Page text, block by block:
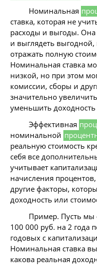
Номинальная
ставка, которая не
расходы и выгоды.
и выглядеть
отражать полную
Номинальная ставка
низкой, но при этом
комиссии, сборы и
значительно
уменьшить доходность
Эффективная
номинальной
реальную стоимость
себя все
учитывает
начисления
другие факторы,
доходность или
Пример. Пусть мы
100 000 руб. на 2 года
годовых с
Номинальная ставка
какова реальная